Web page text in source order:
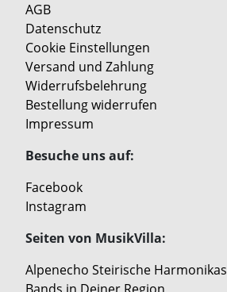
AGB
Datenschutz
Cookie Einstellungen
Versand und Zahlung
Widerrufsbelehrung
Bestellung widerrufen
Impressum
Besuche uns auf:
Facebook
Instagram
Seiten von MusikVilla:
Alpenecho Steirische Harmonikas